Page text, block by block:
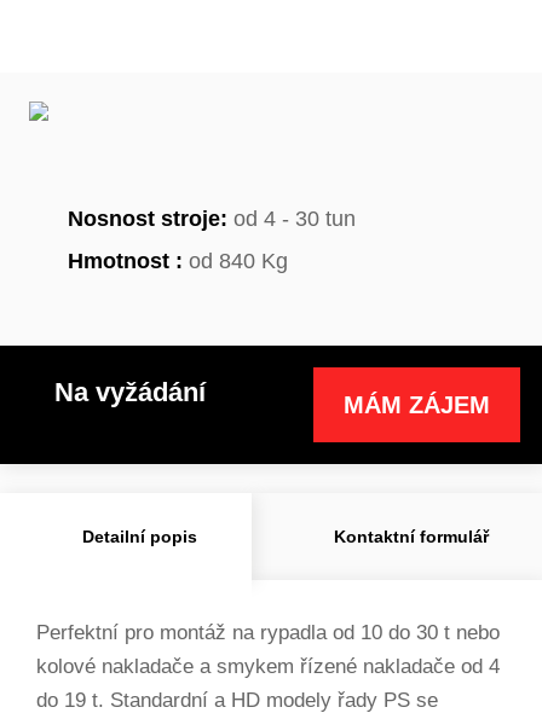
Nosnost stroje: od 4 - 30 tun
Hmotnost : od 840 Kg
Na vyžádání MÁM ZÁJEM
Detailní popis Kontaktní formulář
Perfektní pro montáž na rypadla od 10 do 30 t nebo
kolové nakladače a smykem řízené nakladače od 4
do 19 t. Standardní a HD modely řady PS se